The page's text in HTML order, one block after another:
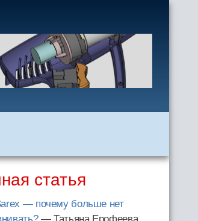
статья
— почему больше нет